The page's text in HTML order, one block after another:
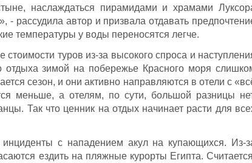
наслаждаться пирамидами и храмами
- рассудила автор и призвала отдавать
температуры у воды переносятся легче.
туров из-за высокого спроса и
отдыха зимой на побережье Красного моря
сезон, и они активно направляются в отели с
меньше, а отелям, по сути, большой разницы
Так что ценник на отдых начинает расти для
с нападением акул на купающихся. Из-
ездить на пляжные курорты Египта.